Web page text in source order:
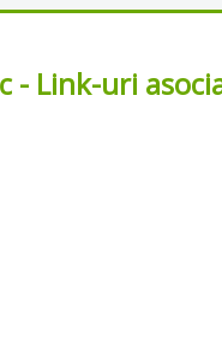
- Link-uri